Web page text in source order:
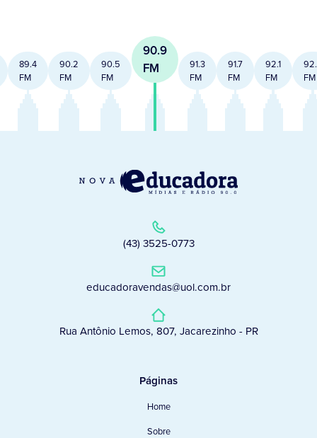
89.4
FM
90.2
FM
90.5
FM
90.9
FM
91.3
FM
91.7
FM
92.1
FM
FM
(43) 3525-0773
educadoravendas@uol.com.br
Rua Antônio Lemos, 807, Jacarezinho - PR
Páginas
Home
Sobre